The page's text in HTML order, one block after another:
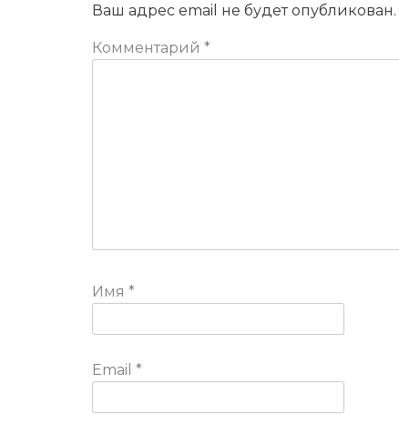
Ваш адрес email не будет опубликован.
Комментарий *
Имя *
Email *